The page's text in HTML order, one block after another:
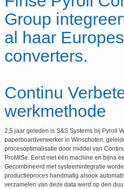
Group
al haar
converters.
Continu
werkmethode
2,5 jaar geleden is S&S Systems bij Pyroll
paperboardverwerker in Winschoten,
procesoptimalisatie door middel van
ProMISe. Eerst met één machine en bijna
Gecombineerd met systeemintegratie
productieproces handmatig alsook
verzamelen van deze data werd op den